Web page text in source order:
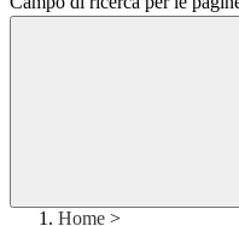
Home >